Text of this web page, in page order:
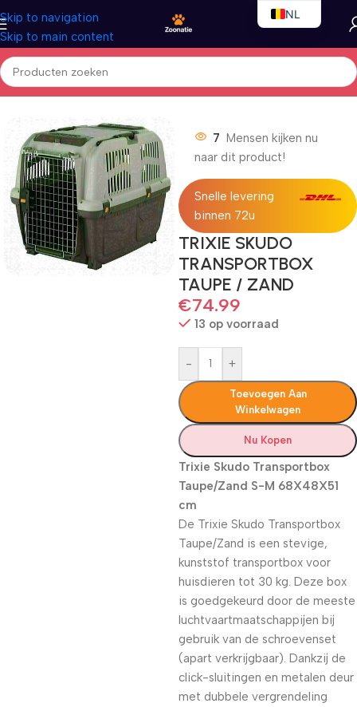
Skip to navigation
Skip to main content
Home/Honden/Vervoersbox
7 Mensen kijken nu
naar dit product!
Snelle levering
binnen 72u
TRIXIE SKUDO
TRANSPORTBOX
TAUPE / ZAND
€74.99
13 op voorraad
- +
Toevoegen Aan
Winkelwagen
Nu Kopen
Trixie Skudo Transportbox
Taupe/Zand S-M 68X48X51
cm
De Trixie Skudo Transportbox
Taupe/Zand is een stevige,
kunststof transportbox voor
huisdieren tot 30 kg. Deze box
is goedgekeurd door de meeste
luchtvaartmaatschappijen bij
gebruik van de schroevenset
(apart verkrijgbaar). Dankzij de
click-sluitingen en metalen deur
met dubbele vergrendeling
NL